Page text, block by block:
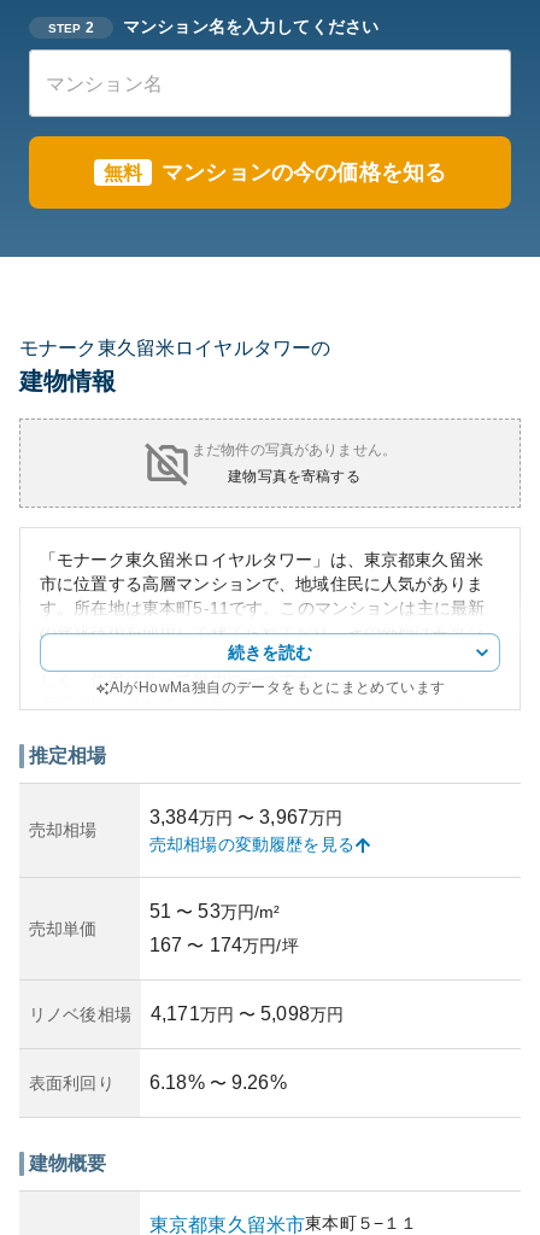
STEP 2 マンション名を入力してください
無料 マンションの今の価格を知る
モナーク東久留米ロイヤルタワーの
建物情報
まだ物件の写真がありません。
建物写真を寄稿する
「モナーク東久留米ロイヤルタワー」は、東京都東久留米
市に位置する高層マンションで、地域住民に人気がありま
す。所在地は東本町5-11です。このマンションは主に最新
の建築技術を使用して建てられており、その外観はモダン
で都会的なデザインが特徴です。高層からの眺望は素晴ら
しく、住民にとって魅力の一つです。
のしやすさが魅力に挙げられます。交通の便も良く、近隣
く、価格の変動も安定していると見られます。東久留米市
自体が今後も発展し続けると期待されているため、投資対
象としても魅力的です。しかし、所有リスクとしては、地
建築基準法にのっとった安全設計が施されています。築年
数や建材の質も、価値維持のポイントとなります。
続きを読む
AIがHowMa独自のデータをもとにまとめています
推定相場
売却相場
3,384万円 〜 3,967万円
売却相場の変動履歴を見る
売却単価
51 〜 53万円/m²
167 〜 174万円/坪
リノベ後相場 4,171万円 〜 5,098万円
表面利回り 6.18% 〜 9.26%
建物概要
東京都東久留米市東本町５−１１